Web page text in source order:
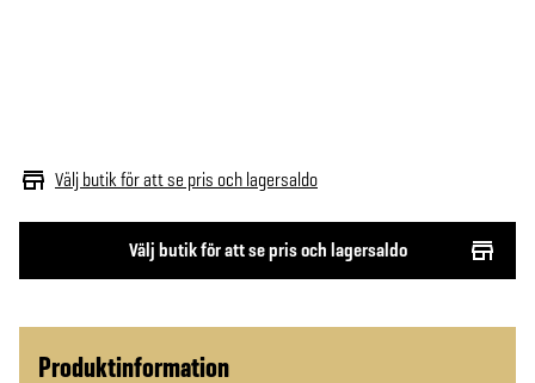
Välj butik för att se pris och lagersaldo
Välj butik för att se pris och lagersaldo
Produktinformation